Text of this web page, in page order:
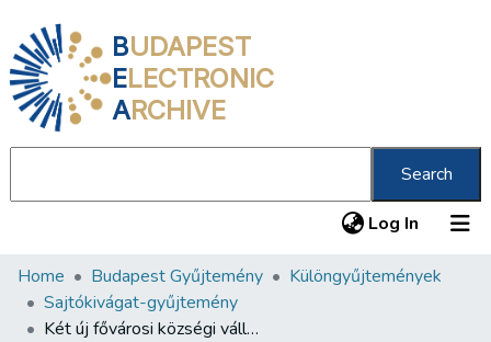
BUDAPEST
ELECTRONIC
ARCHIVE
Search
Log In (current)
Communities & Collections
All of DSpace
Home Budapest Gyűjtemény
Különgyűjtemények
Sajtókivágat-gyűjtemény
Két új fővárosi községi vállalat alakult